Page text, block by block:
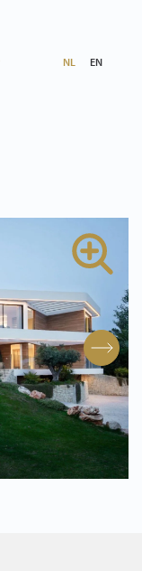
NL EN